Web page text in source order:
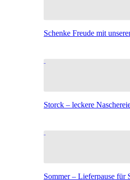
Schenke Freude mit
Storck – leckere
Sommer – Lieferpause für